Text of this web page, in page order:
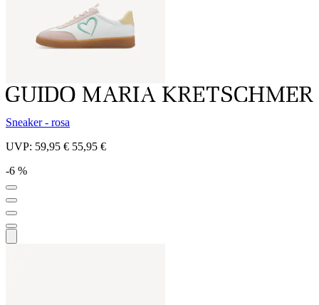
Sneaker - rosa
UVP: 59,95 € 55,95 €
-6 %